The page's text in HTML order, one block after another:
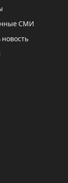
в себе
суда
ч.1
в
размере